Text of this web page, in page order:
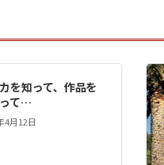
を知って、作品を
て…
4月12日